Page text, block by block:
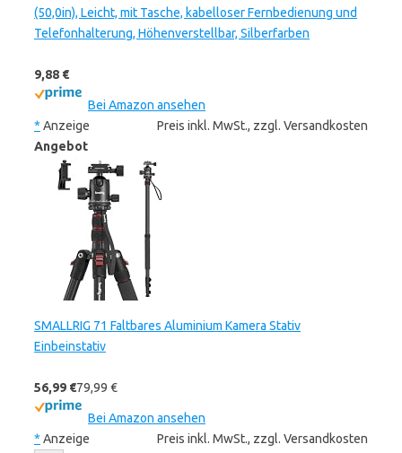
(50,0in), Leicht, mit Tasche, kabelloser Fernbedienung und
Telefonhalterung, Höhenverstellbar, Silberfarben
9,88 €
Bei Amazon ansehen
* Anzeige
Preis inkl. MwSt., zzgl. Versandkosten
Angebot
SMALLRIG 71 Faltbares Aluminium Kamera Stativ
Einbeinstativ
56,99 €79,99 €
Bei Amazon ansehen
* Anzeige Preis inkl. MwSt., zzgl. Versandkosten